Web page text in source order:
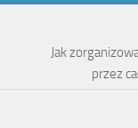
Jak
przez